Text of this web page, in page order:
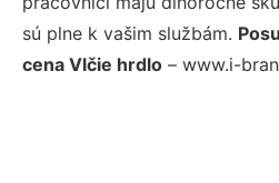
sú plne k vašim službám.
cena Vlčie hrdlo – www.i-